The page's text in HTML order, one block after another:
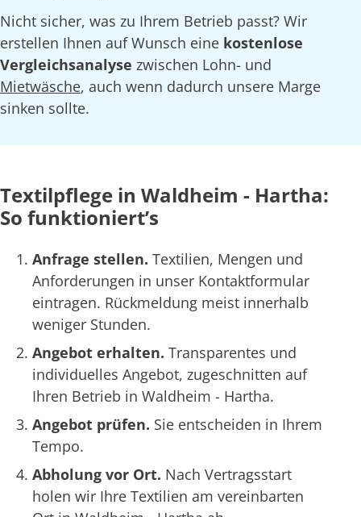
Nicht sicher, was zu Ihrem Betrieb passt? Wir
erstellen Ihnen auf Wunsch eine kostenlose
Vergleichsanalyse zwischen Lohn- und
Mietwäsche, auch wenn dadurch unsere Marge
sinken sollte.
Textilpflege in Waldheim - Hartha:
So funktioniert’s
Anfrage stellen. Textilien, Mengen und
Anforderungen in unser Kontaktformular
eintragen. Rückmeldung meist innerhalb
weniger Stunden.
Angebot erhalten. Transparentes und
individuelles Angebot, zugeschnitten auf
Ihren Betrieb in Waldheim - Hartha.
Angebot prüfen. Sie entscheiden in Ihrem
Tempo.
Abholung vor Ort. Nach Vertragsstart
holen wir Ihre Textilien am vereinbarten